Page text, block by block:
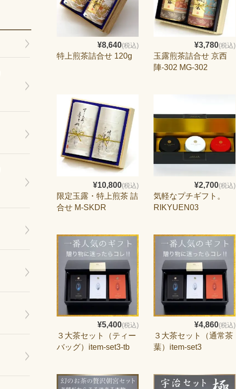
¥8,640(税込)
特上煎茶詰合せ 120g
¥3,780(税込)
玉露煎茶詰合せ 京西
陣-302 MG-302
¥10,800(税込)
限定玉露・特上煎茶 詰
合せ M-SKDR
¥2,700(税込)
気軽なプチギフト。
RIKYUEN03
¥5,400(税込)
３大茶セット（ティー
バッグ）item-set3-tb
¥4,860(税込)
３大茶セット（通常茶
葉）item-set3